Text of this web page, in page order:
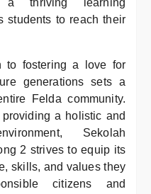
a thriving learning
students to reach their
to fostering a love for
generations sets a
Felda community.
a holistic and
Sekolah
2 strives to equip its
skills, and values they
citizens and